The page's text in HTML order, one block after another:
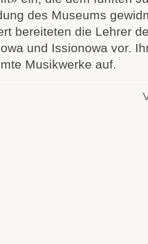
des Museums
bereiteten die Lehrer
und Issionowa vor.
Musikwerke auf.